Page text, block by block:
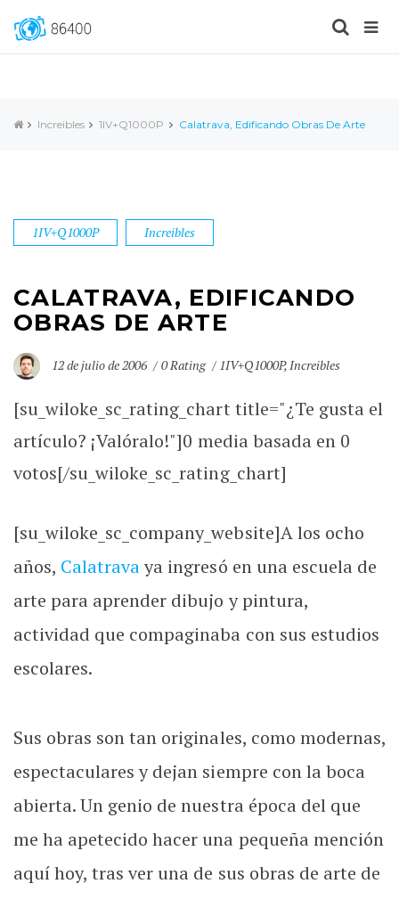
Increibles 1IV+Q1000P Calatrava, Edificando Obras De Arte
1IV+Q1000P Increibles
CALATRAVA, EDIFICANDO
OBRAS DE ARTE
12 de julio de 2006 0 Rating 1IV+Q1000P, Increibles
[su_wiloke_sc_rating_chart title="¿Te gusta el
artículo? ¡Valóralo!"]0 media basada en 0
votos[/su_wiloke_sc_rating_chart]
[su_wiloke_sc_company_website]A los ocho
años, Calatravaya ingresó en una escuela de
arte para aprender dibujo y pintura,
actividad que compaginaba con sus estudios
escolares.
Sus obras son tan originales, como modernas,
espectaculares y dejan siempre con la boca
abierta. Un genio de nuestra época del que
me ha apetecido hacer una pequeña mención
aquí hoy, tras ver una de sus obras de arte de